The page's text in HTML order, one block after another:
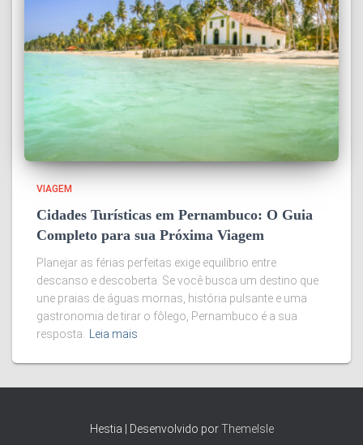
VIAGEM
Cidades Turísticas em Pernambuco: O Guia
Completo para sua Próxima Viagem
Planejar as férias perfeitas exige equilíbrio entre
descanso e descoberta. Se você busca um destino que
une praias de águas mornas, história pulsante e uma
gastronomia de tirar o fôlego, Pernambuco é a sua
resposta.
Leia mais
Hestia | Desenvolvido porThemeIsle